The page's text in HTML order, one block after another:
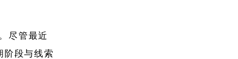
尽管最近
阶段与线索